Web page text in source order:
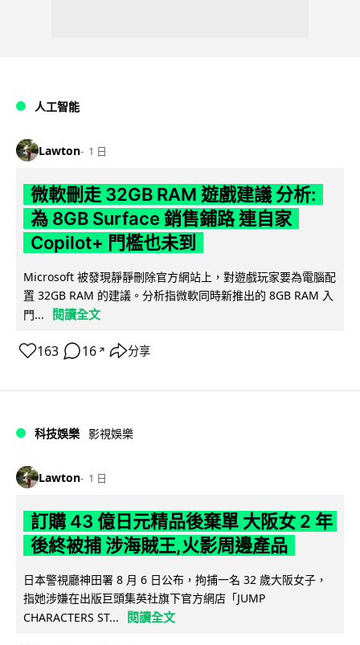
人工智能
Lawton 1 日
微軟刪走 32GB RAM 遊戲建議 分析:
為 8GB Surface 銷售鋪路 連自家
Copilot+ 門檻也未到
Microsoft 被發現靜靜刪除官方網站上，對遊戲玩家要為電腦配
置 32GB RAM 的建議。分析指微軟同時新推出的 8GB RAM 入
門...
閱讀全文
163 16 ↗ 分享
科技娛樂 影視娛樂
Lawton 1 日
訂購 43 億日元精品後棄單 大阪女 2 年
後終被捕 涉海賊王,火影周邊產品
日本警視廳神田署 8 月 6 日公布，拘捕一名 32 歲大阪女子，
指她涉嫌在出版巨頭集英社旗下官方網店「JUMP
CHARACTERS ST...
閱讀全文